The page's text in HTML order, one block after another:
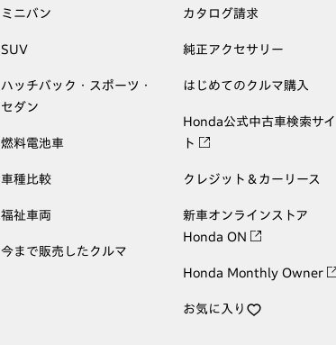
ミニバン
SUV
ハッチバック・スポーツ・
セダン
燃料電池車
車種比較
福祉車両
今まで販売したクルマ
カタログ請求
純正アクセサリー
はじめてのクルマ購入
Honda公式中古車検索サイ
ト
クレジット＆カーリース
新車オンラインストア
Honda ON
Honda Monthly Owner
お気に入り